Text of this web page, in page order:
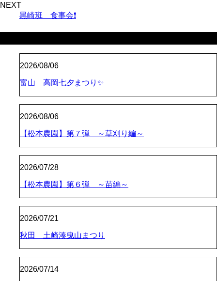
NEXT
黒崎班 食事会❗
2026/08/06
富山 高岡七夕まつり✨
2026/08/06
【松本農園】第７弾 ～草刈り編～
2026/07/28
【松本農園】第６弾 ～苗編～
2026/07/21
秋田 土崎湊曳山まつり
2026/07/14